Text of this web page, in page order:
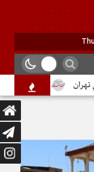
دومین شماره از